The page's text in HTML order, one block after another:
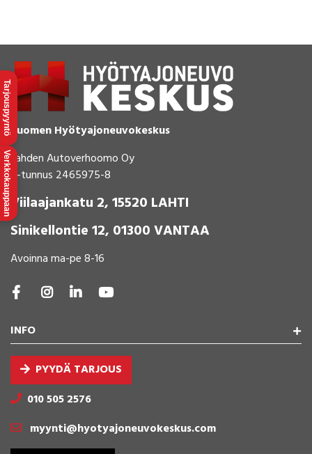
Suomen Hyötyajoneuvokeskus
Lahden Autoverhoomo Oy
Y-tunnus 2465975-8
Viilaajankatu 2, 15520 LAHTI
Sinikellontie 12, 01300 VANTAA
Avoinna ma-pe 8-16
INFO
PYYDÄ TARJOUS
010 505 2576
myynti@hyotyajoneuvokeskus.com
Tarjouspyyntö
Verkkokauppaan